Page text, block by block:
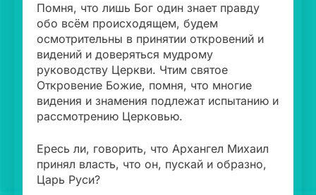
Помня, что лишь Бог один знает правду
обо всём происходящем, будем
осмотрительны в принятии откровений и
видений и доверяться мудрому
руководству Церкви. Чтим святое
Откровение Божие, помня, что многие
видения и знамения подлежат испытанию и
рассмотрению Церковью.
Ересь ли, говорить, что Архангел Михаил
принял власть, что он, пускай и образно,
Царь Руси?